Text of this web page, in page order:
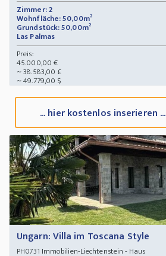
Zimmer: 2
Wohnfläche: 50,00m²
Grundstück: 50,00m²
Las Palmas
Preis:
45.000,00 €
~ 38.583,00 £
~ 49.779,00 $
... hier kostenlos inserieren ...
Ungarn: Villa im Toscana Style
PH0731 Immobilien-Liechtenstein - Haus